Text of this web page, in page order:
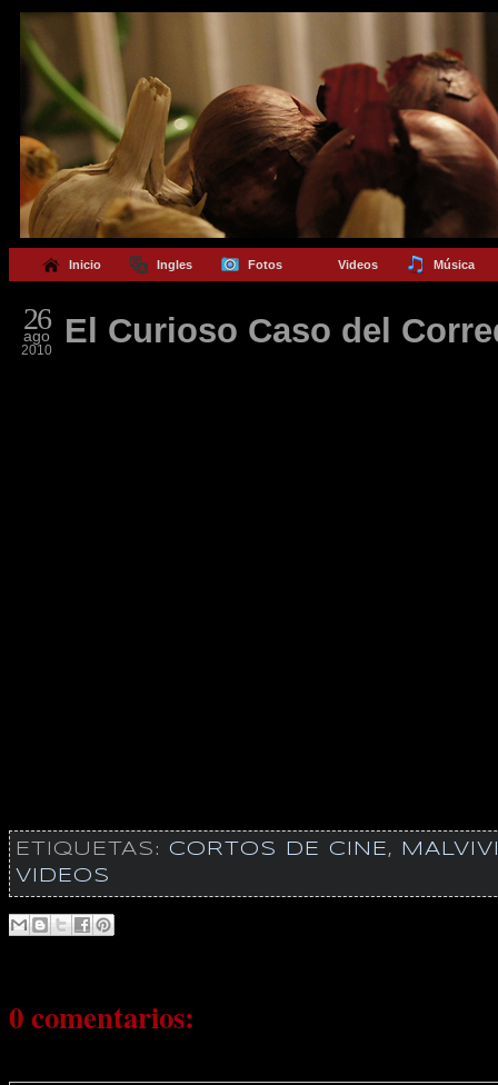
Inicio Ingles Fotos Videos Música
26
ago
2010 El Curioso Caso del
ETIQUETAS: CORTOS DE CINE,
VIDEOS
0 comentarios: